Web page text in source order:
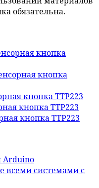
обязательна.
кнопка
кнопка
кнопка TTP223
кнопка TTP223
кнопка TTP223
Arduino
всеми системами с